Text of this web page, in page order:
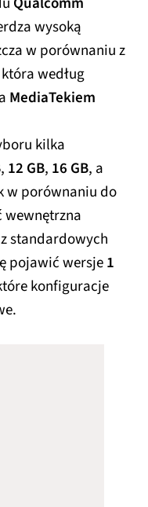
wysoką
w porównaniu z
według
MediaTekiem
kilka
, 12 GB, 16 GB, a
w porównaniu do
wewnętrzna
standardowych
pojawić wersje1
konfiguracje